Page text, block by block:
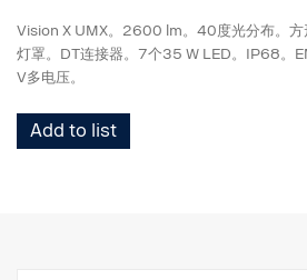
Vision X UMX。2600 lm。40度光分布。方
灯罩。DT连接器。7个35 W LED。IP68。
V多电压。
高138 mm x 宽1119 mm x 直径75 mm。
Add to list